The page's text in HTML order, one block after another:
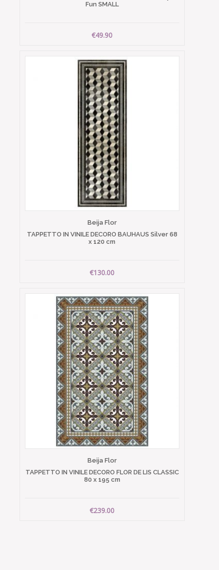
Fun SMALL
€49.90
Beija Flor
TAPPETTO IN VINILE DECORO BAUHAUS Silver 68
x 120 cm
€130.00
Beija Flor
TAPPETTO IN VINILE DECORO FLOR DE LIS CLASSIC
80 x 195 cm
€239.00